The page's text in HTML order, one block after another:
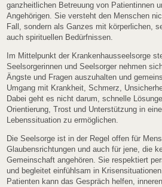
ganzheitlichen Betreuung von Patientinnen
Angehörigen. Sie versteht den Menschen
Fall, sondern als Ganzes mit körperlichen,
auch spirituellen Bedürfnissen.
Im Mittelpunkt der Krankenhausseelsorge
Seelsorgerinnen und Seelsorger nehmen
Ängste und Fragen auszuhalten und
Umgang mit Krankheit, Schmerz,
Dabei geht es nicht darum, schnelle
Orientierung, Trost und Unterstützung in
Lebenssituation zu ermöglichen.
Die Seelsorge ist in der Regel offen für
Glaubensrichtungen und auch für jene, die
Gemeinschaft angehören. Sie respektiert
und begleitet einfühlsam in
Patienten kann das Gespräch helfen,